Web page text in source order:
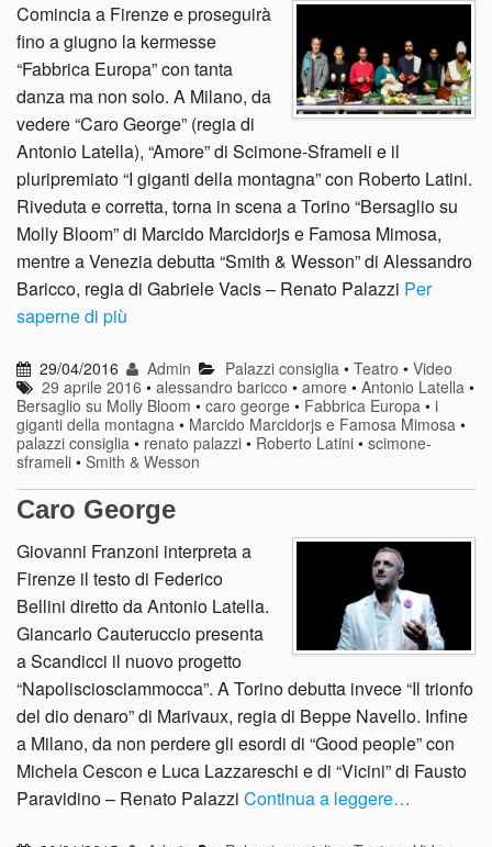
Comincia a Firenze e proseguirà
fino a giugno la kermesse
“Fabbrica Europa” con tanta
danza ma non solo. A Milano, da
vedere “Caro George” (regia di
Antonio Latella), “Amore” di Scimone-Sframeli e il
pluripremiato “I giganti della montagna” con Roberto Latini.
Riveduta e corretta, torna in scena a Torino “Bersaglio su
Molly Bloom” di Marcido Marcidorjs e Famosa Mimosa,
mentre a Venezia debutta “Smith & Wesson” di Alessandro
Baricco, regia di Gabriele Vacis – Renato Palazzi Per
saperne di più
29/04/2016 Admin Palazzi consiglia• Teatro • Video
29 aprile 2016 •alessandro baricco •amore •Antonio Latella •
Bersaglio su Molly Bloom • caro george • Fabbrica Europa • i
giganti della montagna • Marcido Marcidorjs e Famosa Mimosa •
palazzi consiglia • renato palazzi • Roberto Latini • scimone-
sframeli • Smith & Wesson
Caro George
Giovanni Franzoni interpreta a
Firenze il testo di Federico
Bellini diretto da Antonio Latella.
Giancarlo Cauteruccio presenta
a Scandicci il nuovo progetto
“Napolisciosciammocca”. A Torino debutta invece “Il trionfo
del dio denaro” di Marivaux, regia di Beppe Navello. Infine
a Milano, da non perdere gli esordi di “Good people” con
Michela Cescon e Luca Lazzareschi e di “Vicini” di Fausto
Paravidino – Renato Palazzi Continua a leggere…